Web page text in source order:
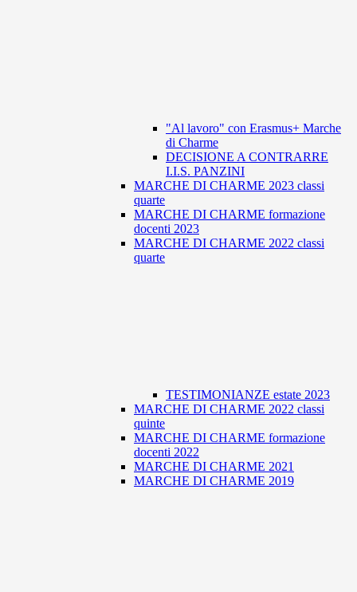
"Al lavoro" con Erasmus+ Marche
di Charme
DECISIONE A CONTRARRE
I.I.S. PANZINI
MARCHE DI CHARME 2023 classi
quarte
MARCHE DI CHARME formazione
docenti 2023
MARCHE DI CHARME 2022 classi
quarte
TESTIMONIANZE estate 2023
MARCHE DI CHARME 2022 classi
quinte
MARCHE DI CHARME formazione
docenti 2022
MARCHE DI CHARME 2021
MARCHE DI CHARME 2019